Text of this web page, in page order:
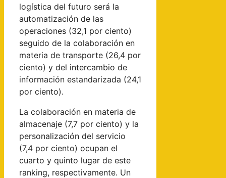
logística del futuro será la
automatización de las
operaciones (32,1 por ciento)
seguido de la colaboración en
materia de transporte (26,4 por
ciento) y del intercambio de
información estandarizada (24,1
por ciento).
La colaboración en materia de
almacenaje (7,7 por ciento) y la
personalización del servicio
(7,4 por ciento) ocupan el
cuarto y quinto lugar de este
ranking, respectivamente. Un